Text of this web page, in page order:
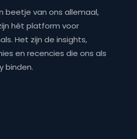
beetje van ons allemaal,
hét platform voor
Het zijn de insights,
en recencies die ons als
binden.